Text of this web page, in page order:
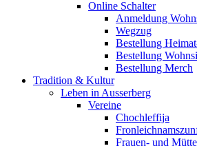
Online Schalter
Anmeldung
Wegzug
Bestellung
Bestellung
Bestellung Merch
Tradition & Kultur
Leben in Ausserberg
Vereine
Chochleffija
Frauen- und